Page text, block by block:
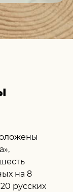
на 8
русских